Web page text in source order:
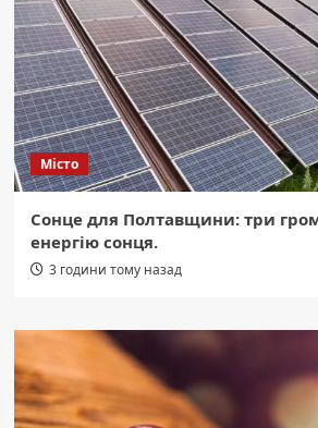
Місто
Сонце для Полтавщини: три
енергію сонця.
3 години тому назад